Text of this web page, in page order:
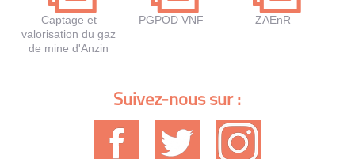
Captage et
valorisation du gaz
de mine d'Anzin
PGPOD VNF ZAEnR
Suivez-nous sur :